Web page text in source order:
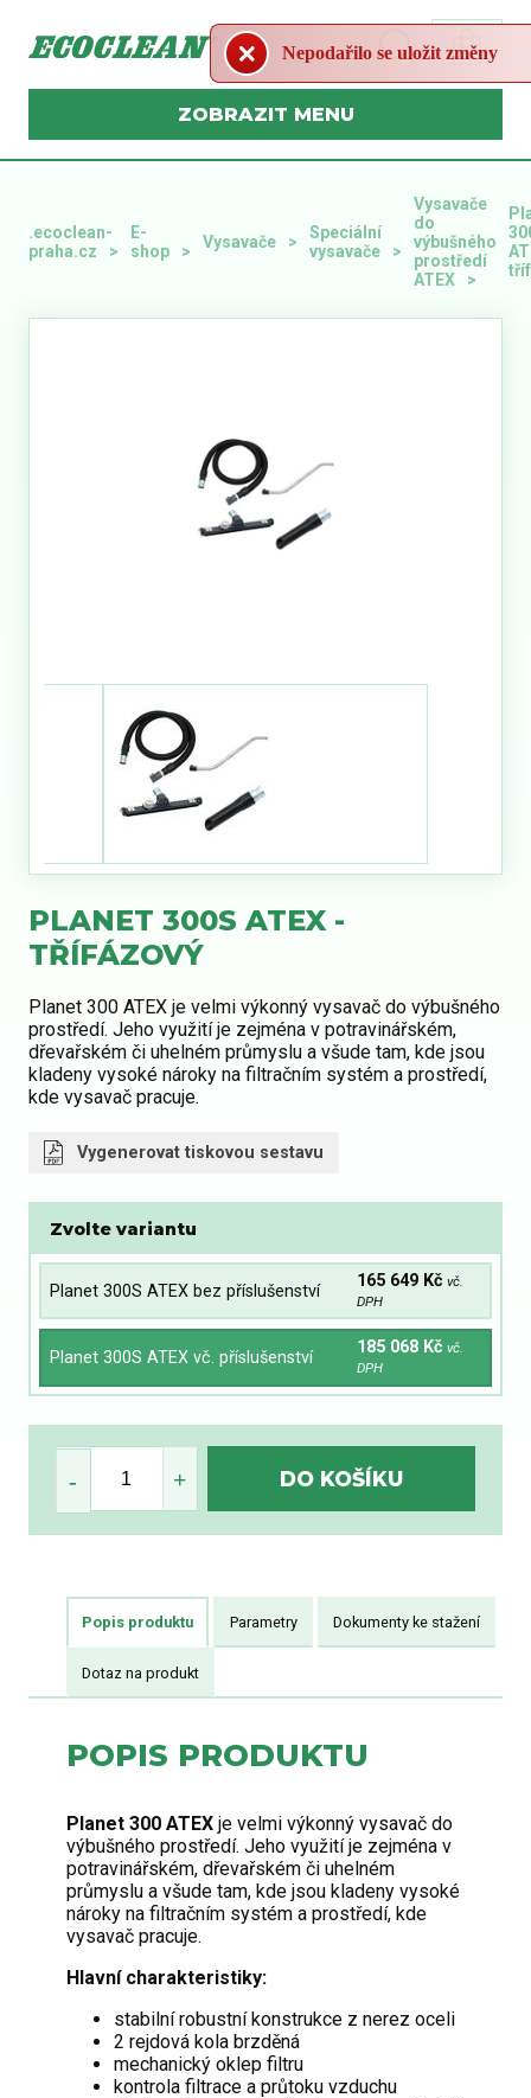
MENU
.ecoclean-
praha.cz
E-
shop
Vysavače
Speciální
vysavače
Vysavače
do
výbušného
prostředí
ATEX
PLANET 300S ATEX -
TŘÍFÁZOVÝ
Planet 300 ATEX je velmi výkonný vysavač do výbušného
prostředí. Jeho využití je zejména v potravinářském,
dřevařském či uhelném průmyslu a všude tam, kde jsou
kladeny vysoké nároky na filtračním systém a prostředí,
kde vysavač pracuje.
Vygenerovat tiskovou sestavu
Zvolte variantu
Planet 300S ATEX bez příslušenství 165 649 Kč vč.
DPH
Planet 300S ATEX vč. příslušenství 185 068 Kč vč.
DPH
Popis produktu Parametry Dokumenty ke stažení
Dotaz na produkt
POPIS PRODUKTU
Planet 300 ATEX je velmi výkonný vysavač do
výbušného prostředí. Jeho využití je zejména v
potravinářském, dřevařském či uhelném
průmyslu a všude tam, kde jsou kladeny vysoké
nároky na filtračním systém a prostředí, kde
vysavač pracuje.
Hlavní charakteristiky:
stabilní robustní konstrukce z nerez oceli
2 rejdová kola brzděná
mechanický oklep filtru
kontrola filtrace a průtoku vzduchu
Nepodařilo se uložit změny